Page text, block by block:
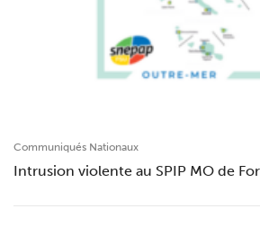
Communiqués Nationaux
Intrusion violente au SPIP MO de